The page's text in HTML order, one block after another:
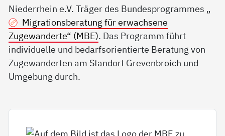
Niederrhein e.V. Träger des Bundesprogrammes „
Migrationsberatung für erwachsene
Zugewanderte“ (MBE). Das Programm führt
individuelle und bedarfsorientierte Beratung von
Zugewanderten am Standort Grevenbroich und
Umgebung durch.